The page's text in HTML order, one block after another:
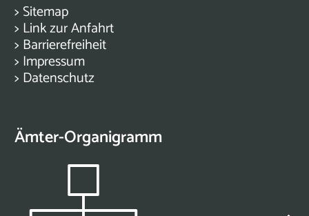
> Sitemap
> Link zur Anfahrt
> Barrierefreiheit
> Impressum
> Datenschutz
Ämter-Organigramm